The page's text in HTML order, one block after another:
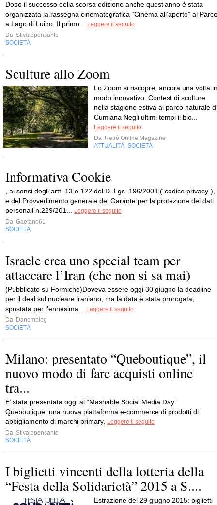
Dopo il successo della scorsa edizione anche quest’anno è stata
organizzata la rassegna cinematografica “Cinema all’aperto” al Parco
a Lago di Luino. Il primo...
Leggere il seguito
Da Stivalepensante
SOCIETÀ
Sculture allo Zoom
Lo Zoom si riscopre, ancora una volta in
modo innovativo. Contest di sculture
nella stagione estiva al parco naturale di
Cumiana Negli ultimi tempi il bio...
Leggere il seguito
Da Retrò Online Magazine
ATTUALITÀ SOCIETÀ
Informativa Cookie
, ai sensi degli artt. 13 e 122 del D. Lgs. 196/2003 (“codice privacy”),
e del Provvedimento generale del Garante per la protezione dei dati
personali n.229/201...
Leggere il seguito
Da Gaetano61
SOCIETÀ
Israele crea uno special team per
attaccare l’Iran (che non si sa mai)
(Pubblicato su Formiche)Doveva essere oggi 30 giugno la deadline
per il deal sul nucleare iraniano, ma la data è stata prorogata,
spostata per l’ennesima...
Leggere il seguito
Da Danemblog
SOCIETÀ
Milano: presentato “Queboutique”, il
nuovo modo di fare acquisti online
tra...
E’ stata presentata oggi al “Mashable Social Media Day”
Queboutique, una nuova piattaforma e-commerce di prodotti di
abbigliamento di marchi primary.
Leggere il seguito
Da Stivalepensante
SOCIETÀ
I biglietti vincenti della lotteria della
“Festa della Solidarietà” 2015 a S....
Estrazione del 29 giugno 2015: biglietti